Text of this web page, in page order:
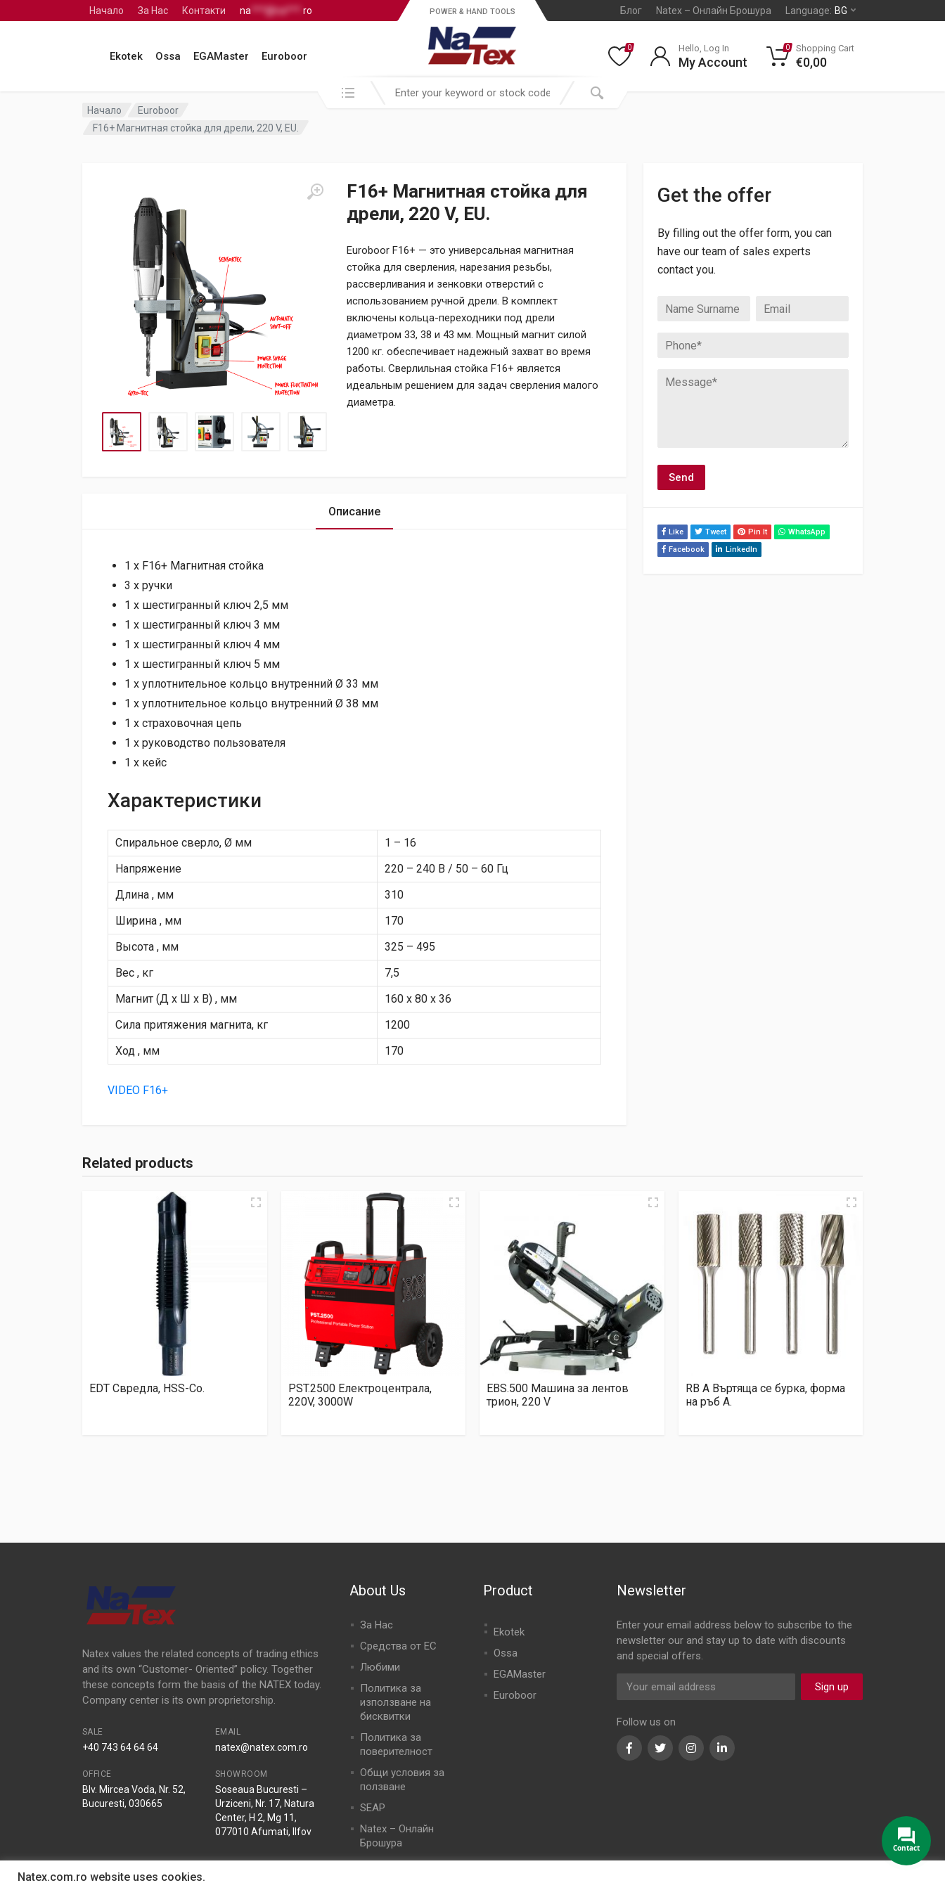
Начало За Нас Контакти na ***@na***. ro Блог Natex – Онлайн Брошура Language: BG
Ekotek Ossa EGAMaster Euroboor
POWER & HAND TOOLS
Search in:
0 Hello, Log In
My Account
0 Shopping Cart
€0,00
Начало
Euroboor
F16+ Магнитная стойка для дрели, 220 V, EU.
F16+ Магнитная стойка для
дрели, 220 V, EU.
Euroboor F16+ — это универсальная магнитная
стойка для сверления, нарезания резьбы,
рассверливания и зенковки отверстий с
использованием ручной дрели. В комплект
включены кольца-переходники под дрели
диаметром 33, 38 и 43 мм. Мощный магнит силой
1200 кг. обеспечивает надежный захват во время
работы. Сверлильная стойка F16+ является
идеальным решением для задач сверления малого
диаметра.
Get the offer
By filling out the offer form, you can
have our team of sales experts
contact you.
Like Tweet Pin It
WhatsApp
Facebook
LinkedIn
Описание
1 х F16+ Магнитная стойка
3 х ручки
1 х шестигранный ключ 2,5 мм
1 х шестигранный ключ 3 мм
1 х шестигранный ключ 4 мм
1 х шестигранный ключ 5 мм
1 х уплотнительное кольцо внутренний Ø 33 мм
1 х уплотнительное кольцо внутренний Ø 38 мм
1 х страховочная цепь
1 х руководство пользователя
1 x кейс
Характеристики
Спиральное сверло, Ø мм
1 – 16
Напряжение
220 – 240 В / 50 – 60 Гц
Длина , мм
310
Ширина , мм
170
Высота , мм
325 – 495
Вес , кг
7,5
Магнит (Д х Ш х В) , мм
160 х 80 х 36
Сила притяжения магнита, кг
1200
Ход , мм
170
VIDEO F16+
Related products
EDT Свредла, HSS-Co.
PST.2500 Електроцентрала,
220V, 3000W
EBS.500 Машина за лентов
трион, 220 V
RB A Въртяща се бурка, форма
на ръб A.
Natex values the related concepts of trading ethics
and its own “Customer- Oriented” policy. Together
these concepts form the basis of the NATEX today.
Company center is its own proprietorship.
SALE
+40 743 64 64 64
EMAIL
natex@natex.com.ro
OFFICE
Blv. Mircea Voda, Nr. 52,
Bucuresti, 030665
SHOWROOM
Soseaua Bucuresti –
Urziceni, Nr. 17, Natura
Center, H 2, Mg 11,
077010 Afumati, Ilfov
About Us
За Нас
Средства от ЕС
Любими
Политика за
използване на
бисквитки
Политика за
поверителност
Общи условия за
ползване
SEAP
Natex – Онлайн
Брошура
Product
Ekotek
Ossa
EGAMaster
Euroboor
Newsletter
Enter your email address below to subscribe to the
newsletter our and stay up to date with discounts
and special offers.
Sign up
Follow us on
FacebookTwitterInstagramLinkedIn
Natex.com.ro website uses cookies.
Contact